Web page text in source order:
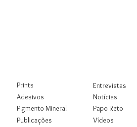
Prints
Adesivos
Pigmento Mineral
Publicações
Entrevistas
Notícias
Papo Reto
Vídeos